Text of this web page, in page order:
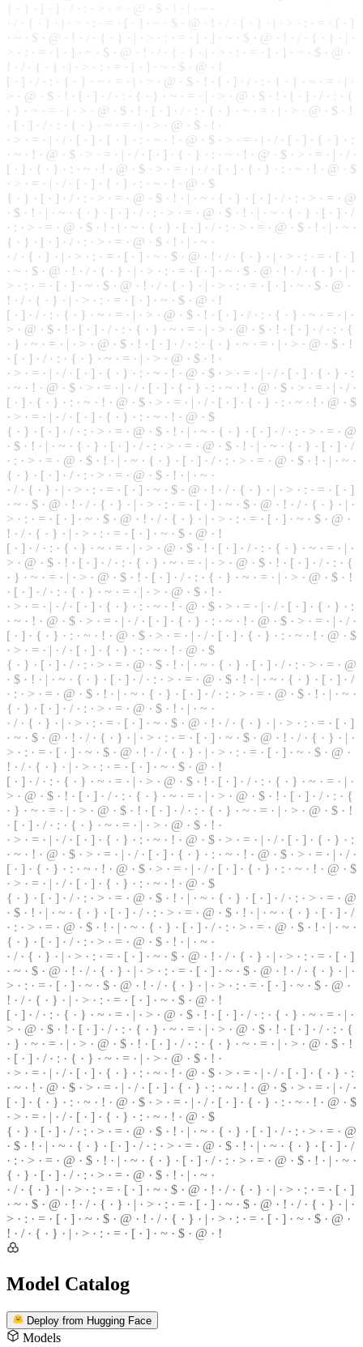
{ · } · [ · ] · / · : · > · = · @ · $ · ! · | · ~ ·
· / · { · } · | · > · : ·
· [ · ] · ~ · $ · @ · ! · / · { · } · | · > · : · = · [ · ]
· ~ · $ · @ · ! · / · { · } · | · > · : · = · [ · ] · ~ · $ · @ · ! · / · { · } · | ·
> · : · = · [ · ] · ~ · $ · @ · ! · / · { · } · | · > · : · = · [ · ] · ~ · $ · @ ·
! ·
· { · } · | · > · : · = · [ · ] · ~ · $ · @ · !
[ · ] · / · : · { · } · ~ · = · | · > · @ · $ · ! · [ · ] · / · : · { · } · ~ · = · | ·
> · @ · $ · ! · [ · ] · / · : · { · } · ~ · = · | · > · @ · $ · ! · [ · ] · / · : · {
· } · ~ · = · | · > · @ · $ · ! · [ · ] · / · : · { · } · ~ · = · | · > · @ · $ · !
· [ · ] · / · : · { · } · ~ · = · | · > · @ · $ · ! ·
· > · = · | · / · [ · ] · { · } · : · ~ · ! · @ · $ · > · = · | · / · [ · ] · { · } · :
· ~ · ! · @ · $ · > · = · | · / · [ · ] · { · } · : · ~ · ! · @ · $ · > · = · | · / ·
[ · ] · { · } · : · ~ · ! · @ · $ · > · = · | · / · [ · ] · { · } · : · ~ · ! · @ · $
· > · = · | · / · [ · ] · { · } · : · ~ · ! · @ · $
{ · } · [ · ] · / · : · > · = · @ · $ · ! · | · ~ · { · } · [ · ] · / · : · > · = · @
· $ · ! · | · ~ · { · } · [ · ] · / · : · > · = · @ · $ · ! · | · ~ · { · } · [ · ] · /
· : · > · = · @ · $ · ! · | · ~ · { · } · [ · ] · / · : · > · = · @ · $ · ! · | · ~ ·
{ · } · [ · ] · / · : · > · = · @ · $ · ! · | · ~ ·
· / · { · } · | · > · : · = · [ · ] · ~ · $ · @ · ! · / · { · } · | · > · : · = · [ · ]
· ~ · $ · @ · ! · / · { · } · | · > · : · = · [ · ] · ~ · $ · @ · ! · / · { · } · | ·
> · : · = · [ · ] · ~ · $ · @ · ! · / · { · } · | · > · : · = · [ · ] · ~ · $ · @ ·
! · / · { · } · | · > · : · = · [ · ] · ~ · $ · @ · !
[ · ] · / · : · { · } · ~ · = · | · > · @ · $ · ! · [ · ] · / · : · { · } · ~ · = · | ·
> · @ · $ · ! · [ · ] · / · : · { · } · ~ · = · | · > · @ · $ · ! · [ · ] · / · : · {
· } · ~ · = · | · > · @ · $ · ! · [ · ] · / · : · { · } · ~ · = · | · > · @ · $ · !
· [ · ] · / · : · { · } · ~ · = · | · > · @ · $ · ! ·
· > · = · | · / · [ · ] · { · } · : · ~ · ! · @ · $ · > · = · | · / · [ · ] · { · } · :
· ~ · ! · @ · $ · > · = · | · / · [ · ] · { · } · : · ~ · ! · @ · $ · > · = · | · / ·
[ · ] · { · } · : · ~ · ! · @ · $ · > · = · | · / · [ · ] · { · } · : · ~ · ! · @ · $
· > · = · | · / · [ · ] · { · } · : · ~ · ! · @ · $
{ · } · [ · ] · / · : · > · = · @ · $ · ! · | · ~ · { · } · [ · ] · / · : · > · = · @
· $ · ! · | · ~ · { · } · [ · ] · / · : · > · = · @ · $ · ! · | · ~ · { · } · [ · ] · /
· : · > · = · @ · $ · ! · | · ~ · { · } · [ · ] · / · : · > · = · @ · $ · ! · | · ~ ·
{ · } · [ · ] · / · : · > · = · @ · $ · ! · | · ~ ·
· / · { · } · | · > · : · = · [ · ] · ~ · $ · @ · ! · / · { · } · | · > · : · = · [ · ]
· ~ · $ · @ · ! · / · { · } · | · > · : · = · [ · ] · ~ · $ · @ · ! · / · { · } · | ·
> · : · = · [ · ] · ~ · $ · @ · ! · / · { · } · | · > · : · = · [ · ] · ~ · $ · @ ·
! · / · { · } · | · > · : · = · [ · ] · ~ · $ · @ · !
[ · ] · / · : · { · } · ~ · = · | · > · @ · $ · ! · [ · ] · / · : · { · } · ~ · = · | ·
> · @ · $ · ! · [ · ] · / · : · { · } · ~ · = · | · > · @ · $ · ! · [ · ] · / · : · {
· } · ~ · = · | · > · @ · $ · ! · [ · ] · / · : · { · } · ~ · = · | · > · @ · $ · !
· [ · ] · / · : · { · } · ~ · = · | · > · @ · $ · ! ·
· > · = · | · / · [ · ] · { · } · : · ~ · ! · @ · $ · > · = · | · / · [ · ] · { · } · :
· ~ · ! · @ · $ · > · = · | · /· [ · ] · { · } · : · ~ · ! · @ · $ · > · = · | · / ·
[ · ] · { · } · : · ~ · ! · @ · $ · > · = · | · / · [ · ] · { · } · : · ~ · ! · @ · $
· > · = · | · /· [ · ] · { · } · : · ~ · ! · @ · $
{ · } · [ · ] · / · : · > · = · @ · $ · ! · | · ~ · { · } · [ · ] · / · : · > · = · @
· $ · ! · | · ~ · { · } · [ · ] · / · : · > · = · @ · $ · ! · | · ~ · { · } · [ · ] · /
· : · > · = · @ · $ · ! · | · ~ · { · } · [ · ] · / · : · > · = · @ · $ · ! · | · ~ ·
{ · } · [ · ] · /· : · > · = · @ · $ · ! · | · ~ ·
· / · { · } · | · > · : · = · [ · ] · ~ · $ · @ · ! · / · { · } · | · > · : · = · [ · ]
· ~ · $ · @ · ! · / · { · } · | · > · : · = · [ · ] · ~ · $ · @ · ! · /· { · } · | ·
> · : · = · [ · ] · ~ · $ · @ · ! · / · { · } · | · > · : · = · [ · ] · ~ · $ · @ ·
! · / · { · } · | · > · : · = · [ · ] · ~ · $ · @ · !
[ · ] · / · : · { · } · ~ · = · | · > · @ · $ · ! · [ · ] · / · : · { · } · ~ · = · | ·
> · @ · $ · ! · [ · ] · / · : · { · } · ~ · = · | · > · @ · $ · ! · [ · ] · / · : · {
· } · ~ · = · | · > · @ · $ · ! · [ · ] · / · : · { · } · ~ · = · | · > · @ · $ · !
· [ · ] · / · : · { · } · ~ · = · | · > · @ · $ · ! ·
· > · = · | · /· [ · ] · { · } · : · ~ · ! · @ · $ · > · = · | · / · [ · ] · { · } · :
· ~ · ! · @ · $ · > · = · | · / · [ · ] · { · } · : · ~ · ! · @ · $ · > · = · | · / ·
[ · ] · { · } · : · ~ · ! · @ · $ · > · = · | · / · [ · ] · { · } · : · ~ · ! · @ · $
· > · = · | · / · [ · ] · { · } · : · ~ · ! · @ · $
{ · } · [ · ] · / · : · > · = · @ · $ · ! · | · ~ · { · } · [ · ] · / · : · > · = · @
· $ · ! · | · ~ · { · } · [ · ] · / · : · > · = · @ · $ · ! · | · ~ · { · } · [ · ] · /
· : · > · = · @ · $ · ! · | · ~ · { · } · [ · ] · / · : · > · = · @ · $ · ! · | · ~ ·
{ · } · [ · ] · / · : · > · = · @ · $ · ! · | · ~ ·
· / · { · } · | · > · : · = · [ · ] · ~ · $ · @ · ! · / · { · } · | · > · : · = · [ · ]
· ~ · $ · @ · ! · / · { · } · | · > · : · = · [ · ] · ~ · $ · @ · ! · / · { · } · | ·
> · : · = · [ · ] · ~ · $ · @ · ! · / · { · } · | · > · : · = · [ · ] · ~ · $ · @ ·
! · / · { · } · | · > · : · = · [ · ] · ~ · $ · @ · !
[ · ] · / · : · { · } · ~ · = · | · > · @ · $ · ! · [ · ] · / · : · { · } · ~ · = · | ·
> · @ · $ · ! · [ · ] · / · : · { · } · ~ · = · | · > · @ · $ · ! · [ · ] · / · : · {
· } · ~ · = · | · > · @ · $ · ! · [ · ] · / · : · { · } · ~ · = · | · > · @ · $ · !
· [ · ] · / · : · { · } · ~ · = · | · > · @ · $ · ! ·
· > · = · | · / · [ · ] · { · } · : · ~ · ! · @ · $ · > · = · | · / · [ · ] · { · } · :
· ~ · ! · @ · $ · > · = · | · / · [ · ] · { · } · : · ~ · ! · @ · $ · > · = · | · / ·
[ · ] · { · } · : · ~ · ! · @ · $ · > · = · | · / · [ · ] · { · } · : · ~ · ! · @ · $
· > · = · | · / · [ · ] · { · } · : · ~ · ! · @ · $
{ · } · [ · ] · / · : · > · = · @ · $ · ! · | · ~ · { · } · [ · ] · / · : · > · = · @
· $ · ! · | · ~ · { · } · [ · ] · / · : · > · = · @ · $ · ! · | · ~ · { · } · [ · ] · /
· : · > · = · @ · $ · ! · | · ~ · { · } · [ · ] · /· : · > · = · @ · $ · ! · | · ~ ·
{ · } · [ · ] · / · : · > · = · @ · $ · ! · | · ~ ·
· / · { · } · | · > · : · = · [ · ] · ~ · $ · @ · ! · / · { · } · | · > · : · = · [ · ]
· ~ · $ · @ · ! · / · { · } · | · > · : · = · [ · ] · ~ · $ · @ · ! · /· { · } · | ·
> · : · = · [ · ] · ~ · $ · @ · ! · / · { · } · | · > · : · = · [ · ] · ~ · $ · @ ·
! · / · { · } · | · > · : · = · [ · ] · ~ · $ · @ · !
Model Catalog
Deploy from Hugging Face
Models